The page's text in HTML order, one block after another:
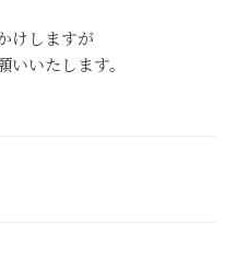
けしますが
いたします。